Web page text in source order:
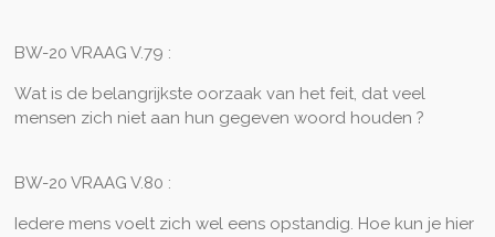
BW-20 VRAAG V.79 :
Wat is de belangrijkste oorzaak van het feit, dat veel
mensen zich niet aan hun gegeven woord houden ?
BW-20 VRAAG V.80 :
Iedere mens voelt zich wel eens opstandig. Hoe kun je hier